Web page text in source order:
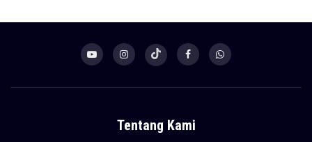
Tentang Kami